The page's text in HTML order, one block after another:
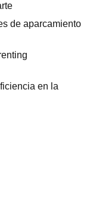
de aparcamiento
en la